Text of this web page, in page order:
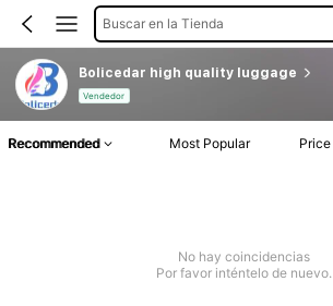
Buscar en la Tienda
Bolicedar high quality luggage
Vendedor
Recommended Most Popular Price
No hay coincidencias
Por favor inténtelo de nuevo.